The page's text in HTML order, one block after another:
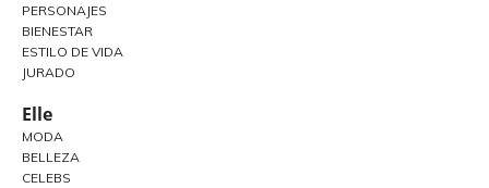
PERSONAJES
BIENESTAR
ESTILO DE VIDA
JURADO
Elle
MODA
BELLEZA
CELEBS